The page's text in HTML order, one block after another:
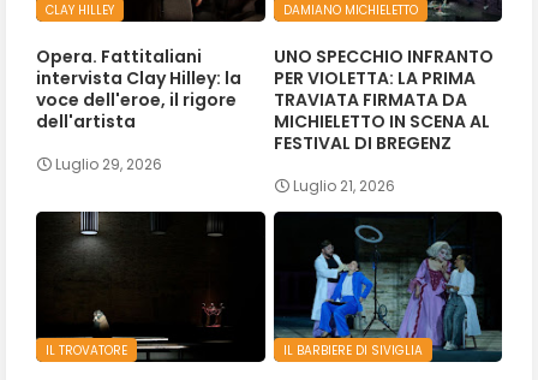
CLAY HILLEY
Opera. Fattitaliani
intervista Clay Hilley: la
voce dell'eroe, il rigore
dell'artista
Luglio 29, 2026
DAMIANO MICHIELETTO
UNO SPECCHIO INFRANTO
PER VIOLETTA: LA PRIMA
TRAVIATA FIRMATA DA
MICHIELETTO IN SCENA AL
FESTIVAL DI BREGENZ
Luglio 21, 2026
IL TROVATORE IL BARBIERE DI SIVIGLIA